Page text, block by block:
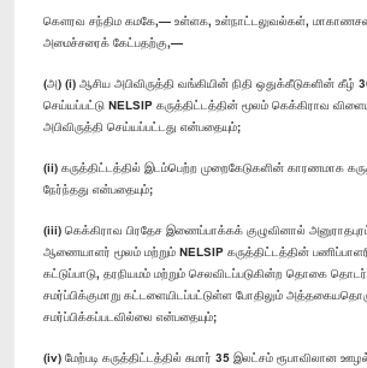
கௌரவ சந்திம கமகே,— உள்ளக, உள்நாட்டலுவல்கள்,
அமைச்சரைக் கேட்பதற்கு,—
(அ) (i) ஆசிய அபிவிருத்தி வங்கியின் நிதி ஒதுக்கீடுகளின் கீழ்
செய்யப்பட்டு NELSIP கருத்திட்டத்தின் மூலம் கெக்கிராவ
அபிவிருத்தி செய்யப்பட்டது என்பதையும்;
(ii) கருத்திட்டத்தில் இடம்பெற்ற முறைகேடுகளின் காரணமாக
நேர்ந்தது என்பதையும்;
(iii) கெக்கிராவ பிரதேச இணைப்பாக்கக் குழுவினால்
ஆணையாளர் மூலம் மற்றும் NELSIP கருத்திட்டத்தின்
கட்டுப்பாடு, தரநியமம் மற்றும் செலவிடப்படுகின்ற தொகை
சமர்ப்பிக்குமாறு கட்டளையிடப்பட்டுள்ள போதிலும்
சமர்ப்பிக்கப்படவில்லை என்பதையும்;
(iv) மேற்படி கருத்திட்டத்தில் சுமார் 35 இலட்சம் ரூபாவிலான